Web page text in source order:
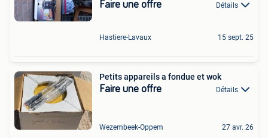
Faire une offre Détails
Hastiere-Lavaux 15 sept. 25
Petits appareils a fondue et wok
Faire une offre Détails
Wezembeek-Oppem 27 avr. 26